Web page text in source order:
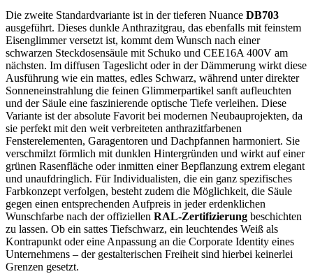
Die zweite Standardvariante ist in der tieferen Nuance DB703
ausgeführt. Dieses dunkle Anthrazitgrau, das ebenfalls mit feinstem
Eisenglimmer versetzt ist, kommt dem Wunsch nach einer
schwarzen Steckdosensäule mit Schuko und CEE16A 400V am
nächsten. Im diffusen Tageslicht oder in der Dämmerung wirkt diese
Ausführung wie ein mattes, edles Schwarz, während unter direkter
Sonneneinstrahlung die feinen Glimmerpartikel sanft aufleuchten
und der Säule eine faszinierende optische Tiefe verleihen. Diese
Variante ist der absolute Favorit bei modernen Neubauprojekten, da
sie perfekt mit den weit verbreiteten anthrazitfarbenen
Fensterelementen, Garagentoren und Dachpfannen harmoniert. Sie
verschmilzt förmlich mit dunklen Hintergründen und wirkt auf einer
grünen Rasenfläche oder inmitten einer Bepflanzung extrem elegant
und unaufdringlich. Für Individualisten, die ein ganz spezifisches
Farbkonzept verfolgen, besteht zudem die Möglichkeit, die Säule
gegen einen entsprechenden Aufpreis in jeder erdenklichen
Wunschfarbe nach der offiziellen RAL-Zertifizierung beschichten
zu lassen. Ob ein sattes Tiefschwarz, ein leuchtendes Weiß als
Kontrapunkt oder eine Anpassung an die Corporate Identity eines
Unternehmens – der gestalterischen Freiheit sind hierbei keinerlei
Grenzen gesetzt.